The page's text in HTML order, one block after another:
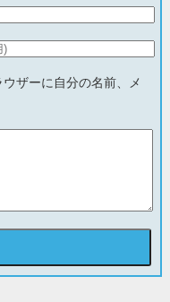
ザーに自分の名前、メ